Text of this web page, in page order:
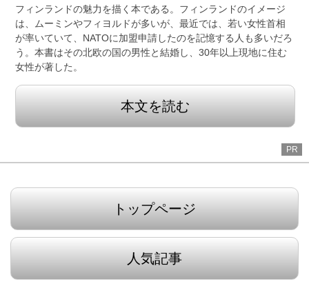
フィンランドの魅力を描く本である。フィンランドのイメージ
は、ムーミンやフィヨルドが多いが、最近では、若い女性首相
が率いていて、NATOに加盟申請したのを記憶する人も多いだろ
う。本書はその北欧の国の男性と結婚し、30年以上現地に住む
女性が著した。
本文を読む
PR
トップページ
人気記事